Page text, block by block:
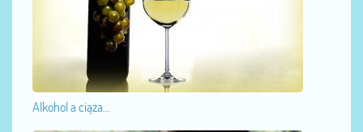
Alkohol a ciąża...